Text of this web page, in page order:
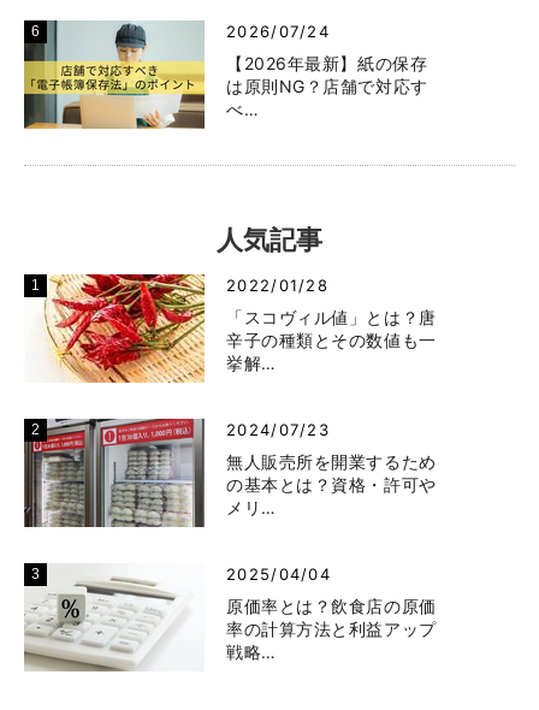
2026/07/24
【2026年最新】紙の保存
は原則NG？店舗で対応す
べ…
人気記事
2022/01/28
「スコヴィル値」とは？唐
辛子の種類とその数値も一
挙解…
2024/07/23
無人販売所を開業するため
の基本とは？資格・許可や
メリ…
2025/04/04
原価率とは？飲食店の原価
率の計算方法と利益アップ
戦略…